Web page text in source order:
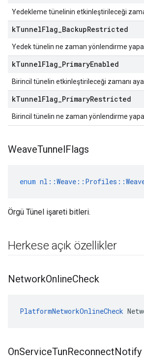
Yedekleme tünelinin etkinleştirileceği
kTunnelFlag BackupRestricted
Yedek tünelin ne zaman yönlendirme
kTunnelFlag PrimaryEnabled
Birincil tünelin etkinleştirileceği zamanı
kTunnelFlag PrimaryRestricted
Birincil tünelin ne zaman yönlendirme
WeaveTunnelFlags
enum nl ::Weave :: Profiles ::
Örgü Tünel işareti bitleri.
Herkese açık özellikler
NetworkOnlineCheck
PlatformNetworkOnlineCheck
OnServiceTunReconnectNotify